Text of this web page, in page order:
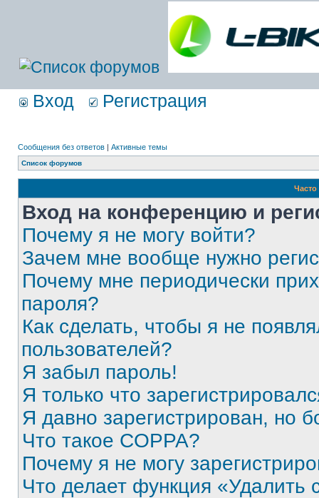
Вход Регистрация
Сообщения без ответов | Активные темы
Список форумов
Вход на конференцию и
Почему я не могу войти?
Зачем мне вообще нужно
Почему мне периодически
пароля?
Как сделать, чтобы я не
пользователей?
Я забыл пароль!
Я только что
Я давно зарегистрирован, но
Что такое COPPA?
Почему я не могу
Что делает функция «Удалить